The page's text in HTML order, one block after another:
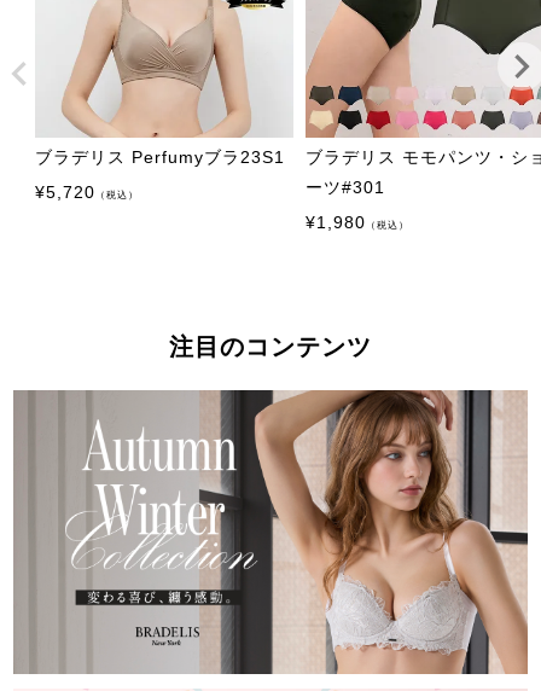
ブラデリス Perfumyブラ23S1
¥5,720 （税込）
ブラデリス モモパンツ・シ
ーツ#301
¥1,980 （税込）
注目のコンテンツ